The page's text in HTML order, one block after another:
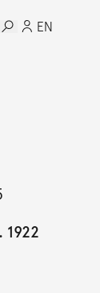
EN
1922